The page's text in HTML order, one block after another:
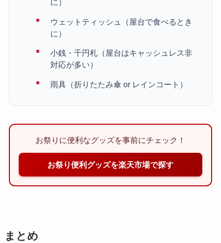
に）
ウェットティッシュ（屋台で食べるとき
に）
小銭・千円札（屋台はキャッシュレス非
対応が多い）
雨具（折りたたみ傘 or レインコート）
お祭りに便利なグッズを事前にチェック！
お祭り便利グッズを楽天市場で探す
まとめ